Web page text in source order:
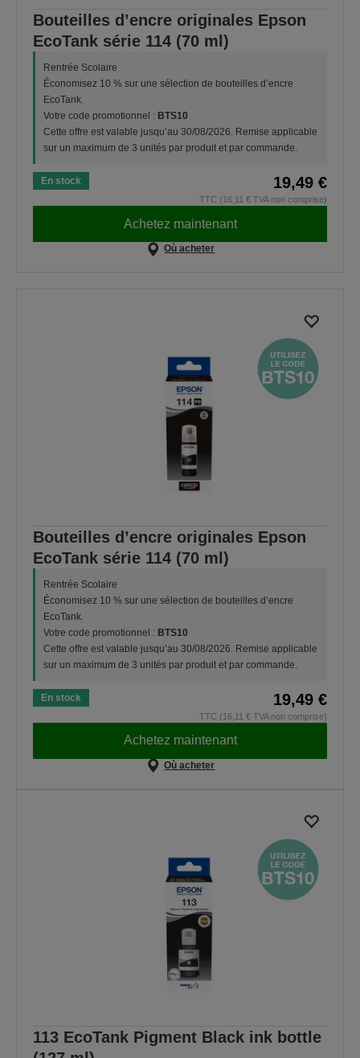
Bouteilles d’encre originales Epson
EcoTank série 114 (70 ml)
Rentrée Scolaire
Économisez 10 % sur une sélection de bouteilles d’encre
EcoTank.
Votre code promotionnel : BTS10
Cette offre est valable jusqu’au 30/08/2026. Remise applicable
sur un maximum de 3 unités par produit et par commande.
En stock 19,49 €
TTC (16,11 € TVA non comprise)
Achetez maintenant
Où acheter
Bouteilles d’encre originales Epson
EcoTank série 114 (70 ml)
Rentrée Scolaire
Économisez 10 % sur une sélection de bouteilles d’encre
EcoTank.
Votre code promotionnel : BTS10
Cette offre est valable jusqu’au 30/08/2026. Remise applicable
sur un maximum de 3 unités par produit et par commande.
En stock 19,49 €
TTC (16,11 € TVA non comprise)
Achetez maintenant
Où acheter
113 EcoTank Pigment Black ink bottle